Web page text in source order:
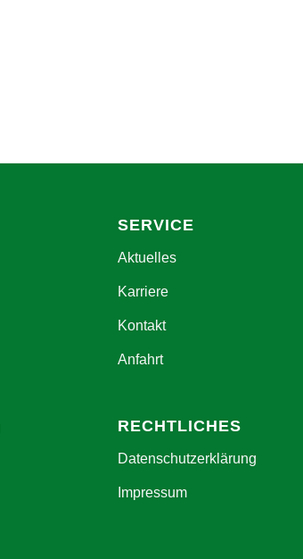
SERVICE
Aktuelles
Karriere
Kontakt
Anfahrt
RECHTLICHES
Datenschutzerklärung
Impressum